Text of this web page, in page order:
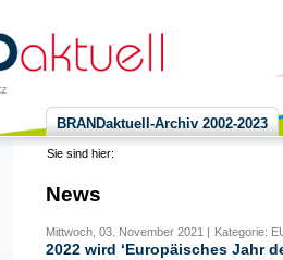
BRANDaktuell-Archiv 2002-2023
Sie sind hier:
News
Mittwoch, 03. November 2021 | Kategorie:
2022 wird ‘Europäisches Jahr